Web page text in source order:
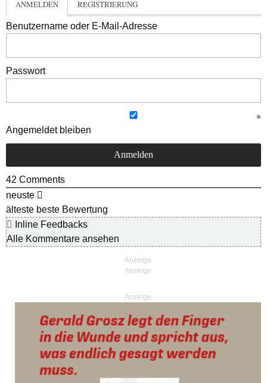
ANMELDEN REGISTRIERUNG
Benutzername oder E-Mail-Adresse
Passwort
Angemeldet bleiben
42 Comments
neuste
älteste beste Bewertung
Inline Feedbacks
Alle Kommentare ansehen
Anzeige